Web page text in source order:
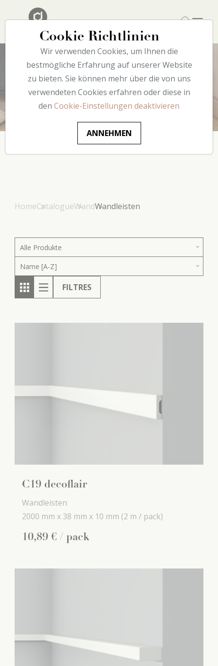
Wandleisten
HomeCatalogueWandWandleisten
Alle Produkte
Name [A-Z]
FILTRES
C19 decoflair
Wandleisten
2000 mm x 38 mm x 10 mm (2 m / pack)
10,89 € / pack
Cookie Richtlinien
Wir verwenden Cookies, um Ihnen die
bestmögliche Erfahrung auf unserer Website
zu bieten. Sie können mehr über die von uns
verwendeten Cookies erfahren oder diese in
den Cookie-Einstellungen deaktivieren
ANNEHMEN